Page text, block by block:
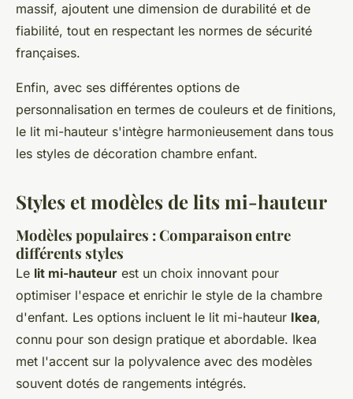
massif, ajoutent une dimension de durabilité et de
fiabilité, tout en respectant les normes de sécurité
françaises.
Enfin, avec ses différentes options de
personnalisation en termes de couleurs et de finitions,
le lit mi-hauteur s'intègre harmonieusement dans tous
les styles de décoration chambre enfant.
Styles et modèles de lits mi-hauteur
Modèles populaires : Comparaison entre
différents styles
Le lit mi-hauteur est un choix innovant pour
optimiser l'espace et enrichir le style de la chambre
d'enfant. Les options incluent le lit mi-hauteur Ikea,
connu pour son design pratique et abordable. Ikea
met l'accent sur la polyvalence avec des modèles
souvent dotés de rangements intégrés.